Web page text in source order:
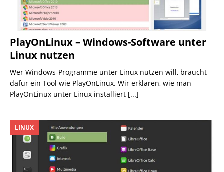
PlayOnLinux – Windows-Software unter
Linux nutzen
Wer Windows-Programme unter Linux nutzen will, braucht
dafür ein Tool wie PlayOnLinux. Wir erklären, wie man
PlayOnLinux unter Linux installiert [...]
LINUX